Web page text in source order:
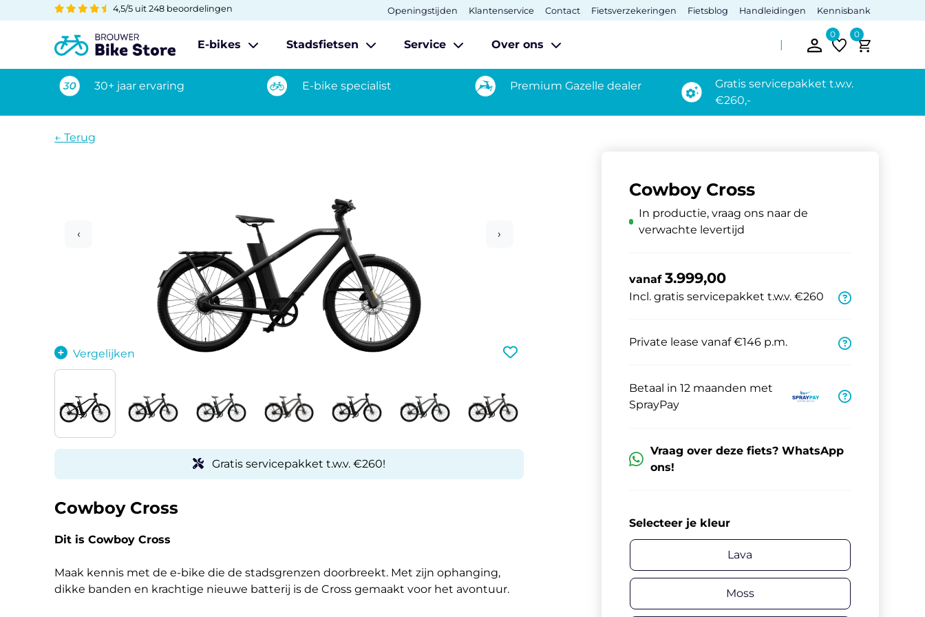
4,5/5 uit 248 beoordelingen Openingstijden Klantenservice Contact Fietsverzekeringen Fietsblog Handleidingen Kennisbank
E-bikes Stadsfietsen Service Over ons
0 0
30+ jaar ervaring E-bike specialist Premium Gazelle dealer
Gratis servicepakket t.w.v.
€260,-
← Terug
Vergelijken
‹ ›
Gratis servicepakket t.w.v. €260!
Cowboy Cross
Dit is Cowboy Cross
Maak kennis met de e-bike die de stadsgrenzen doorbreekt. Met zijn ophanging,
dikke banden en krachtige nieuwe batterij is de Cross gemaakt voor het avontuur.
Cowboy Cross
In productie, vraag ons naar de
verwachte levertijd
vanaf 3.999,00
Incl. gratis servicepakket t.w.v. €260
Private lease vanaf €146 p.m.
Betaal in 12 maanden met
SprayPay
Vraag over deze fiets? WhatsApp
ons!
Selecteer je kleur
Lava
Moss